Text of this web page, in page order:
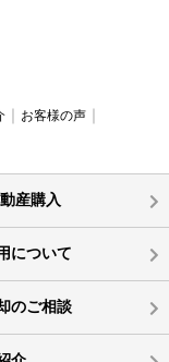
お客様の声
産購入
について
のご相談